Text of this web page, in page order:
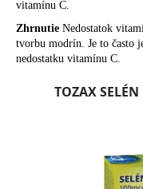
vitamínu C.
Zhrnutie Nedostatok
tvorbu modrín. Je to často
nedostatku vitamínu C.